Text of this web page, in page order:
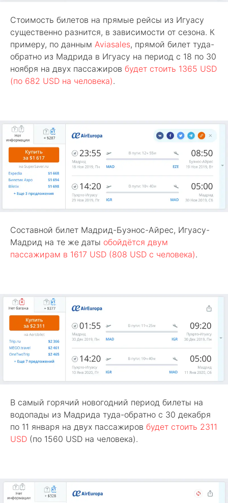
Стоимость билетов на прямые рейсы из Игуасу
существенно разнится, в зависимости от сезона. К
примеру, по данным Aviasales, прямой билет туда-
обратно из Мадрида в Игуасу на период с 18 по 30
ноября на двух пассажиров будет стоить 1365 USD
(по 682 USD на человека).
Составной билет Мадрид-Буэнос-Айрес, Игуасу-
Мадрид на те же даты обойдётся двум
пассажирам в 1617 USD (808 USD с человека).
В самый горячий новогодний период билеты на
водопады из Мадрида туда-обратно с 30 декабря
по 11 января на двух пассажиров будет стоить 2311
USD (по 1560 USD на человека).